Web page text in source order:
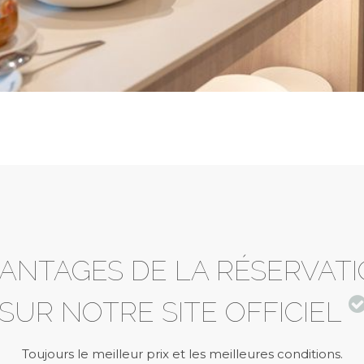
DE LA
NOTRE SITE OFFICIEL
Toujours le meilleur prix et les meilleures conditions.